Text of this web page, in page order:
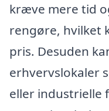
kræve mere tid
rengøre, hvilket
pris. Desuden
erhvervslokaler
eller industrielle